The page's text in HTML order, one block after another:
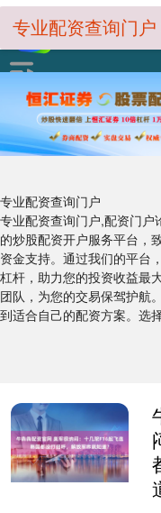
专业配资查询门户
专业配资查询门户,配资门
的炒股配资开户服务平台，
资金支持。通过我们的平台
杠杆，助力您的投资收益最
团队，为您的交易保驾护航
到适合自己的配资方案。选
专业配资查询门